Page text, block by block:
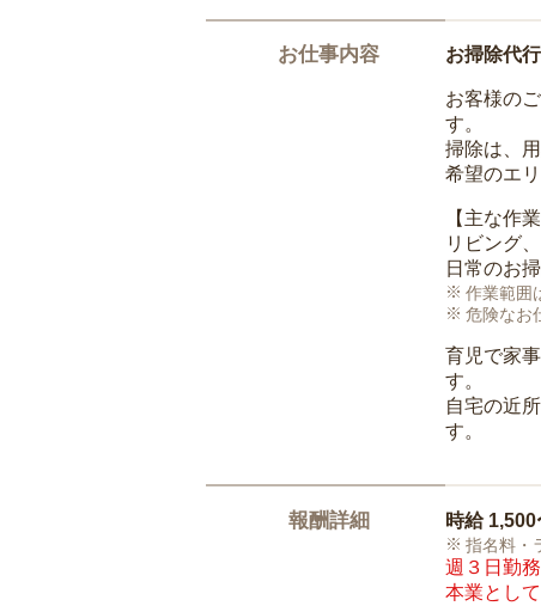
お仕事内容 お掃除代行
お客様の
す。
掃除は、
希望のエ
【主な作
リビング
日常のお
作業範囲
危険なお
育児で家
す。
自宅の近
す。
報酬詳細 時給 1,500
指名料・
週３日勤
本業とし